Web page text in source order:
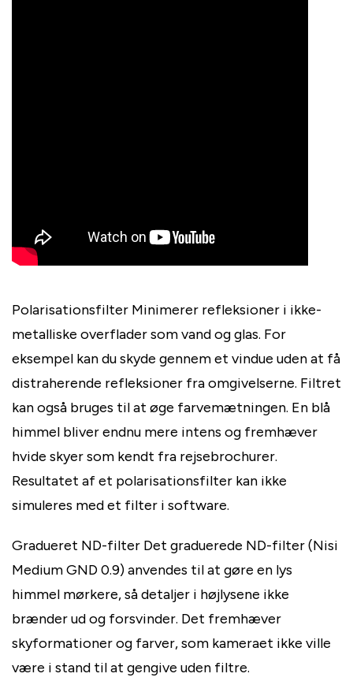
Polarisationsfilter Minimerer refleksioner i ikke-
metalliske overflader som vand og glas. For
eksempel kan du skyde gennem et vindue uden at få
distraherende refleksioner fra omgivelserne. Filtret
kan også bruges til at øge farvemætningen. En blå
himmel bliver endnu mere intens og fremhæver
hvide skyer som kendt fra rejsebrochurer.
Resultatet af et polarisationsfilter kan ikke
simuleres med et filter i software.
Gradueret ND-filter Det graduerede ND-filter (Nisi
Medium GND 0.9) anvendes til at gøre en lys
himmel mørkere, så detaljer i højlysene ikke
brænder ud og forsvinder. Det fremhæver
skyformationer og farver, som kameraet ikke ville
være i stand til at gengive uden filtre.